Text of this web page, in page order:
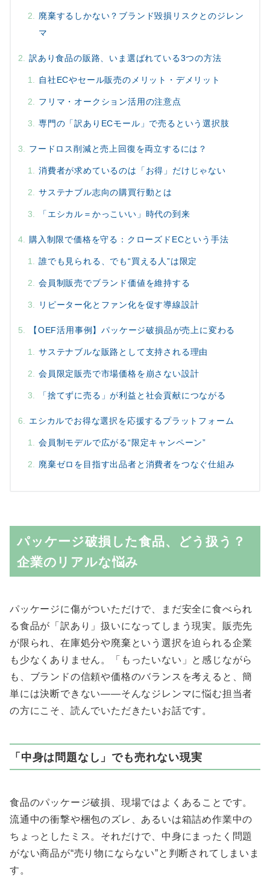
廃棄するしかない？ブランド毀損リスクとのジレン
マ
訳あり食品の販路、いま選ばれている3つの方法
自社ECやセール販売のメリット・デメリット
フリマ・オークション活用の注意点
専門の「訳ありECモール」で売るという選択肢
フードロス削減と売上回復を両立するには？
消費者が求めているのは「お得」だけじゃない
サステナブル志向の購買行動とは
「エシカル＝かっこいい」時代の到来
購入制限で価格を守る：クローズドECという手法
誰でも見られる、でも“買える人”は限定
会員制販売でブランド価値を維持する
リピーター化とファン化を促す導線設計
【OEF活用事例】パッケージ破損品が売上に変わる
サステナブルな販路として支持される理由
会員限定販売で市場価格を崩さない設計
「捨てずに売る」が利益と社会貢献につながる
エシカルでお得な選択を応援するプラットフォーム
会員制モデルで広がる“限定キャンペーン”
廃棄ゼロを目指す出品者と消費者をつなぐ仕組み
パッケージ破損した食品、どう扱う？
企業のリアルな悩み
パッケージに傷がついただけで、まだ安全に食べられ
る食品が「訳あり」扱いになってしまう現実。販売先
が限られ、在庫処分や廃棄という選択を迫られる企業
も少なくありません。「もったいない」と感じながら
も、ブランドの信頼や価格のバランスを考えると、簡
単には決断できない――そんなジレンマに悩む担当者
の方にこそ、読んでいただきたいお話です。
「中身は問題なし」でも売れない現実
食品のパッケージ破損、現場ではよくあることです。
流通中の衝撃や梱包のズレ、あるいは箱詰め作業中の
ちょっとしたミス。それだけで、中身にまったく問題
がない商品が“売り物にならない”と判断されてしまいま
す。